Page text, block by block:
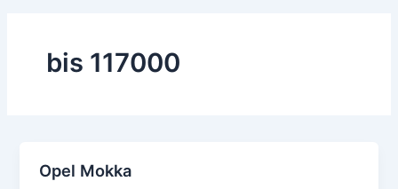
bis 117000
Opel Mokka